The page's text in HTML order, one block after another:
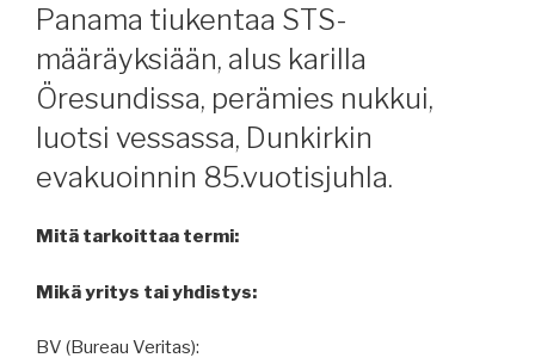
Panama tiukentaa STS-
määräyksiään, alus karilla
Öresundissa, perämies nukkui,
luotsi vessassa, Dunkirkin
evakuoinnin 85.vuotisjuhla.
Mitä tarkoittaa termi:
Mikä yritys tai yhdistys:
BV (Bureau Veritas):